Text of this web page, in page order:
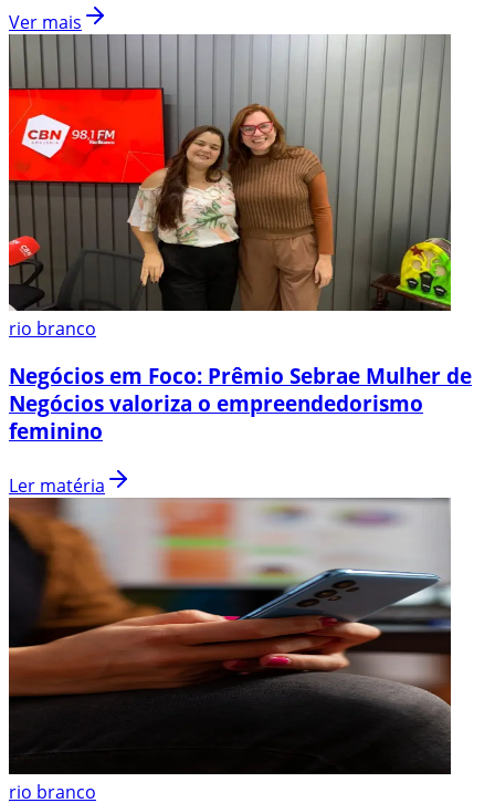
Ver mais
rio branco
Negócios em Foco: Prêmio Sebrae Mulher de
Negócios valoriza o empreendedorismo
feminino
Ler matéria
rio branco